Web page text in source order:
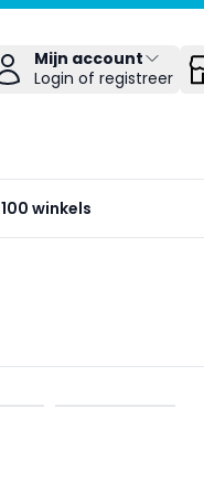
Mijn account
Login of registreer
100 winkels